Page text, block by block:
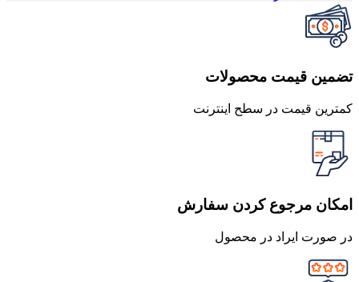
تضمین قیمت محصولات
کمترین قیمت در سطح اینترنت
امکان مرجوع کردن سفارش
در صورت ایراد در محصول